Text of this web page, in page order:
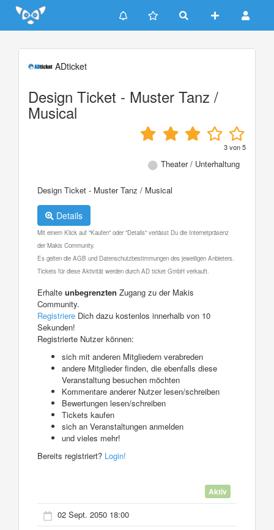
Update cookies preferences
ADticket
Design Ticket - Muster Tanz /
Musical
3von5
Theater / Unterhaltung
Design Ticket - Muster Tanz / Musical
Details
Mit einem Klick auf "Kaufen" oder "Details" verlässt Du die Internetpräsenz
der Makis Community.
Es gelten die AGB und Datenschutzbestimmungen des jeweiligen Anbieters.
Tickets für diese Aktivität werden durch AD ticket GmbH verkauft.
Erhalte unbegrenzten Zugang zu der Makis
Community.
Registriere Dich dazu kostenlos innerhalb von 10
Sekunden!
Registrierte Nutzer können:
sich mit anderen Mitgliedern verabreden
andere Mitglieder finden, die ebenfalls diese
Veranstaltung besuchen möchten
Kommentare anderer Nutzer lesen/schreiben
Bewertungen lesen/schreiben
Tickets kaufen
sich an Veranstaltungen anmelden
und vieles mehr!
Bereits registriert? Login!
Aktiv
02 Sept. 2050 18:00